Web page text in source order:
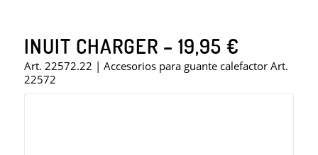
INUIT CHARGER – 19,95 €
Art. 22572.22 | Accesorios para guante calefactor Art.
22572